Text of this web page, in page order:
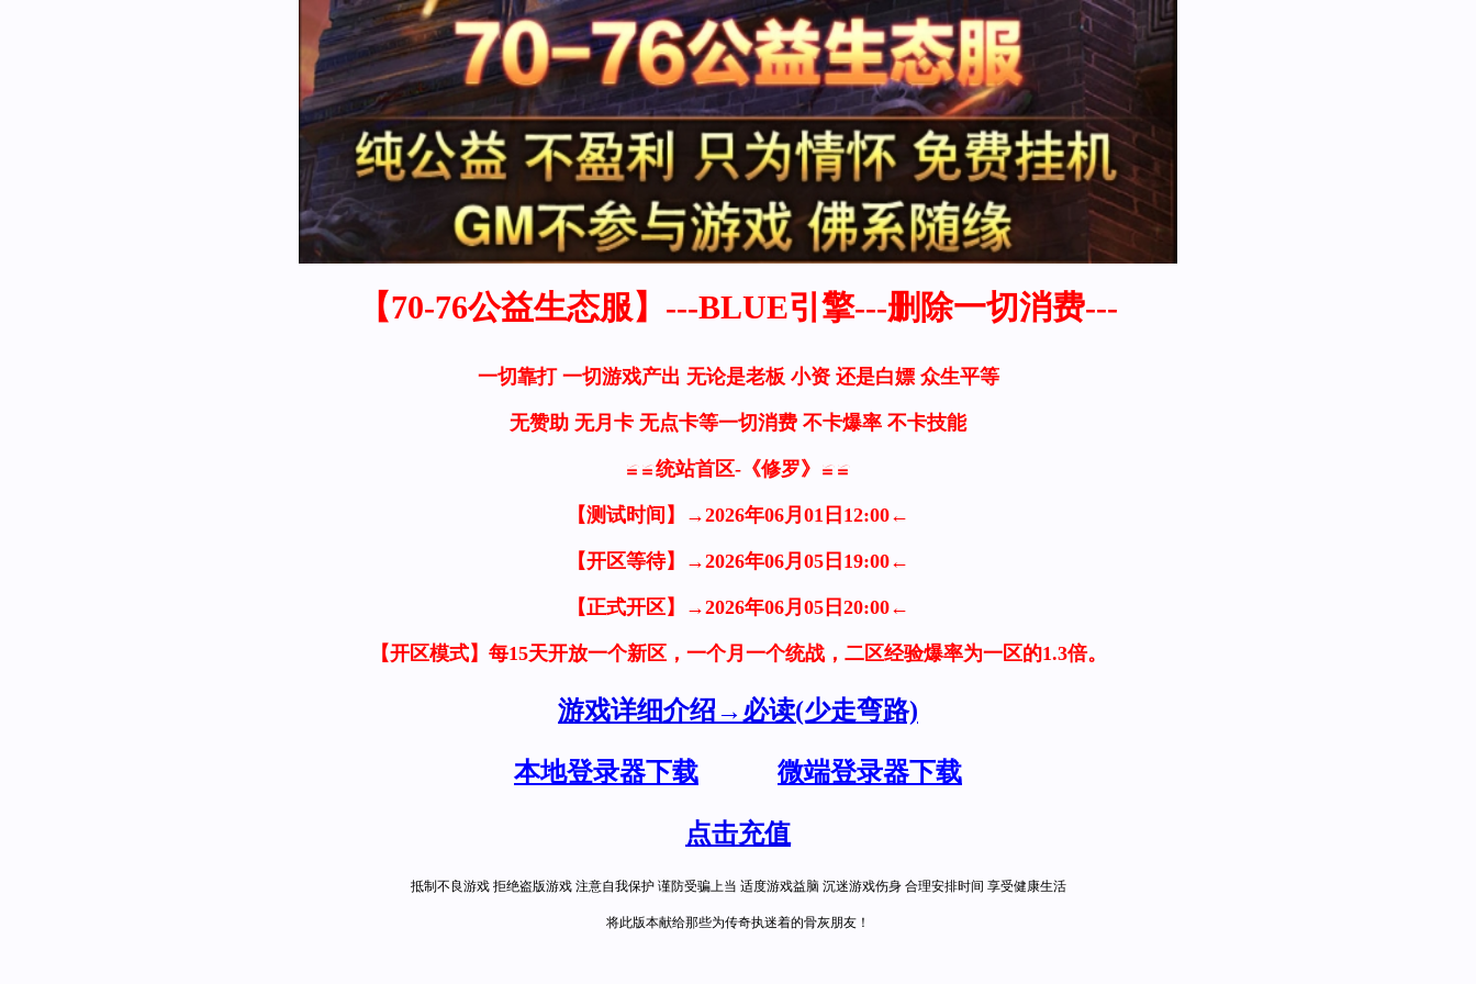
【70-76公益生态服】---BLUE引擎---删除一切消费---
一切靠打 一切游戏产出 无论是老板 小资 还是白嫖 众生平等
无赞助 无月卡 无点卡等一切消费 不卡爆率 不卡技能
≌≌统站首区-《修罗》≌≌
【测试时间】→2026年06月01日12:00←
【开区等待】→2026年06月05日19:00←
【正式开区】→2026年06月05日20:00←
【开区模式】每15天开放一个新区，一个月一个统战，二区经验爆率为一区的1.3倍。
游戏详细介绍→必读(少走弯路)
本地登录器下载 微端登录器下载
点击充值
抵制不良游戏 拒绝盗版游戏 注意自我保护 谨防受骗上当 适度游戏益脑 沉迷游戏伤身 合理安排时间 享受健康生活
将此版本献给那些为传奇执迷着的骨灰朋友！